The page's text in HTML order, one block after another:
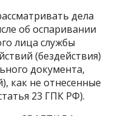
дела
об оспаривании
лица службы
(бездействия)
документа,
как не отнесенные
23 ГПК РФ).